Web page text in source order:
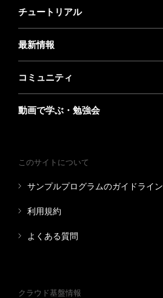
チュートリアル
最新情報
コミュニティ
動画で学ぶ・勉強会
このサイトについて
サンプルプログラムのガイドライン
利用規約
よくある質問
クラウド基盤情報